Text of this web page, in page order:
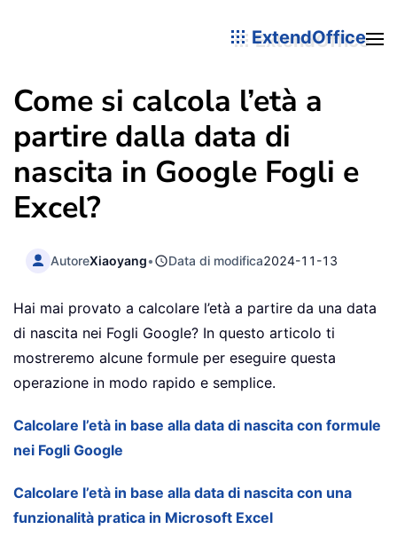
ExtendOffice
Come si calcola l’età a
partire dalla data di
nascita in Google Fogli e
Excel?
AutoreXiaoyang• Data di modifica2024-11-13
Hai mai provato a calcolare l’età a partire da una data
di nascita nei Fogli Google? In questo articolo ti
mostreremo alcune formule per eseguire questa
operazione in modo rapido e semplice.
Calcolare l’età in base alla data di nascita con formule
nei Fogli Google
Calcolare l’età in base alla data di nascita con una
funzionalità pratica in Microsoft Excel